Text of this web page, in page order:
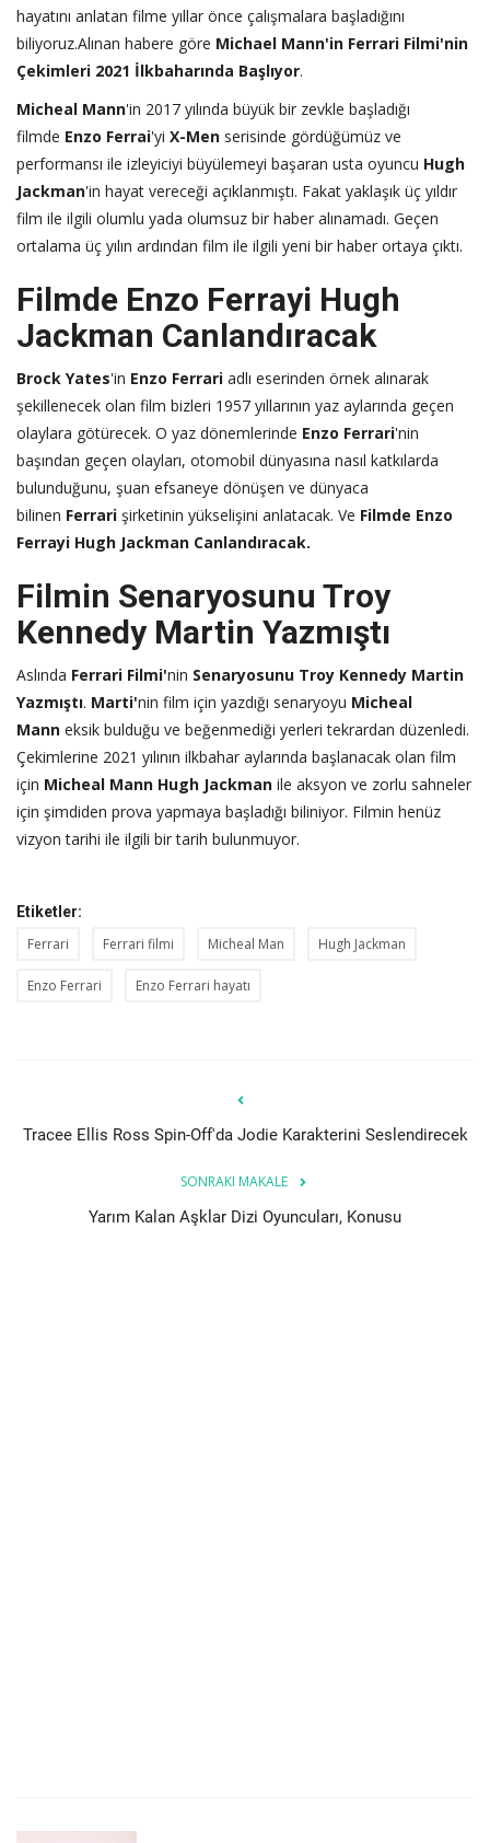
hayatını anlatan filme yıllar önce çalışmalara başladığını
biliyoruz.Alınan habere göre Michael Mann'in Ferrari Filmi'nin
Çekimleri 2021 İlkbaharında Başlıyor.
Micheal Mann'in 2017 yılında büyük bir zevkle başladığı
filmde Enzo Ferrai'yi X-Men serisinde gördüğümüz ve
performansı ile izleyiciyi büyülemeyi başaran usta oyuncu Hugh
Jackman'in hayat vereceği açıklanmıştı. Fakat yaklaşık üç yıldır
film ile ilgili olumlu yada olumsuz bir haber alınamadı. Geçen
ortalama üç yılın ardından film ile ilgili yeni bir haber ortaya çıktı.
Filmde Enzo Ferrayi Hugh
Jackman Canlandıracak
Brock Yates'in Enzo Ferrari adlı eserinden örnek alınarak
şekillenecek olan film bizleri 1957 yıllarının yaz aylarında geçen
olaylara götürecek. O yaz dönemlerinde Enzo Ferrari'nin
başından geçen olayları, otomobil dünyasına nasıl katkılarda
bulunduğunu, şuan efsaneye dönüşen ve dünyaca
bilinen Ferrari şirketinin yükselişini anlatacak. Ve Filmde Enzo
Ferrayi Hugh Jackman Canlandıracak.
Filmin Senaryosunu Troy
Kennedy Martin Yazmıştı
Aslında Ferrari Filmi'nin Senaryosunu Troy Kennedy Martin
Yazmıştı. Marti'nin film için yazdığı senaryoyu Micheal
Mann eksik bulduğu ve beğenmediği yerleri tekrardan düzenledi.
Çekimlerine 2021 yılının ilkbahar aylarında başlanacak olan film
için Micheal Mann Hugh Jackman ile aksyon ve zorlu sahneler
için şimdiden prova yapmaya başladığı biliniyor. Filmin henüz
vizyon tarihi ile ilgili bir tarih bulunmuyor.
Etiketler:
Ferrari Ferrari filmi Micheal Man Hugh Jackman
Enzo Ferrari Enzo Ferrari hayatı
Tracee Ellis Ross Spin-Off'da Jodie Karakterini Seslendirecek
SONRAKI MAKALE
Yarım Kalan Aşklar Dizi Oyuncuları, Konusu